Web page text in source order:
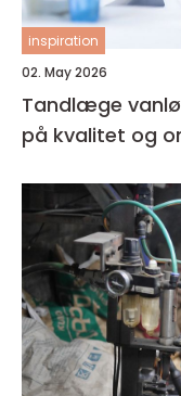
inspiration
02. May 2026
Tandlæge vanløse tryg tandpleje
på kvalitet og